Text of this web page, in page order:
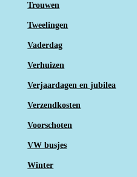
Trouwen
Tweelingen
Vaderdag
Verhuizen
Verjaardagen en jubilea
Verzendkosten
Voorschoten
VW busjes
Winter